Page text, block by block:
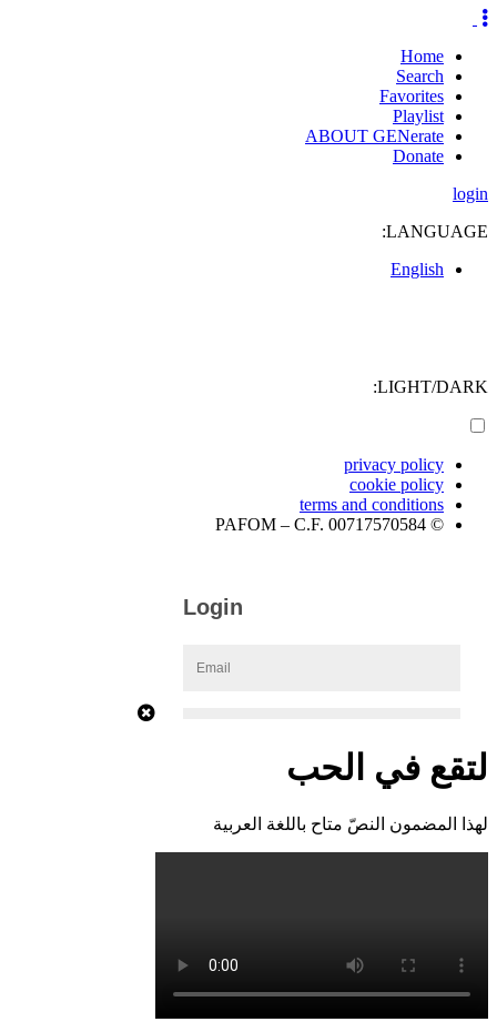
Home
Search
Favorites
Playlist
ABOUT GENerate
Donate
login
LANGUAGE:
English
LIGHT/DARK:
privacy policy
cookie policy
terms and conditions
© PAFOM – C.F. 00717570584
لتقع في الحب
لهذا المضمون النصّ متاح باللغة العربية